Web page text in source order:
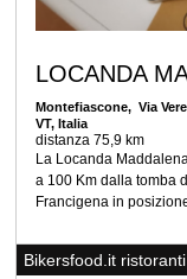
LOCANDA
Montefiascone, Via
VT, Italia
distanza 75,9 km
La Locanda
a 100 Km dalla tomba
Francigena in
Bikersfood.it